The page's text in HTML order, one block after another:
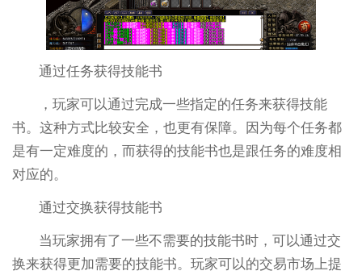
通过任务获得技能书
，玩家可以通过完成一些指定的任务来获得技能
书。这种方式比较安全，也更有保障。因为每个任务都
是有一定难度的，而获得的技能书也是跟任务的难度相
对应的。
通过交换获得技能书
当玩家拥有了一些不需要的技能书时，可以通过交
换来获得更加需要的技能书。玩家可以的交易市场上提